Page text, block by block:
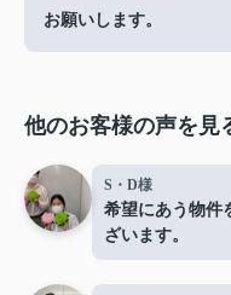
お願いします。
他のお客様の声を見
S・D様
希望にあう物件
ざいます。